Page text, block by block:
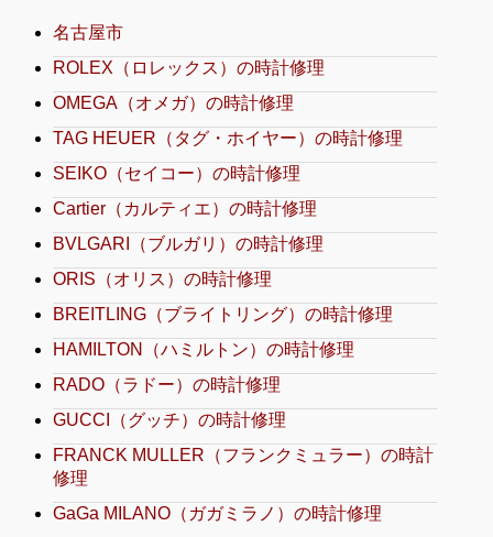
名古屋市
ROLEX（ロレックス）の時計修理
OMEGA（オメガ）の時計修理
TAG HEUER（タグ・ホイヤー）の時計修理
SEIKO（セイコー）の時計修理
Cartier（カルティエ）の時計修理
BVLGARI（ブルガリ）の時計修理
ORIS（オリス）の時計修理
BREITLING（ブライトリング）の時計修理
HAMILTON（ハミルトン）の時計修理
RADO（ラドー）の時計修理
GUCCI（グッチ）の時計修理
FRANCK MULLER（フランクミュラー）の時計
修理
GaGa MILANO（ガガミラノ）の時計修理